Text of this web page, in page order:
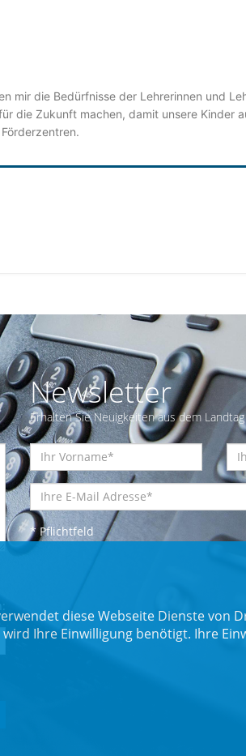
mir die Bedürfnisse der Lehrerinnen und
die Zukunft machen, damit unsere Kinder
Newsletter
Erhalten Sie Neuigkeiten aus dem
* Pflichtfeld
diese Webseite Dienste von
Ihre Einwilligung benötigt. Ihre